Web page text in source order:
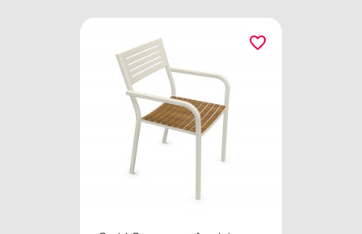
favorite_border